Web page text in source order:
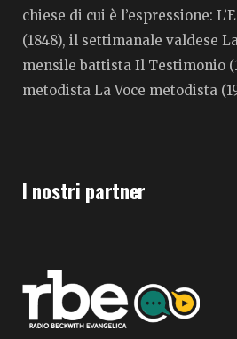
chiese di cui è l’espressione:
(1848), il settimanale valdese
mensile battista Il Testimonio
metodista La Voce metodista
I nostri partner